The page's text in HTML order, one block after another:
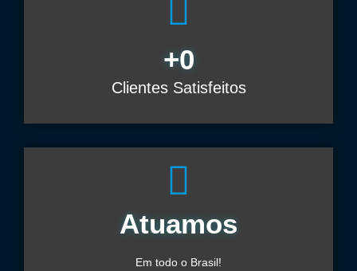
Clientes Satisfeitos
+0
Atuamos
Em todo o Brasil!